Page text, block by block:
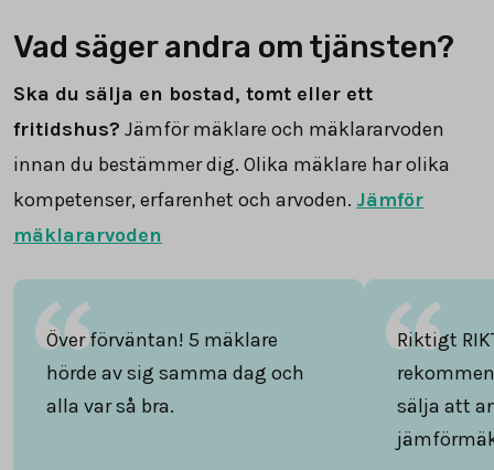
Vad säger andra om tjänsten?
Ska du sälja en bostad, tomt eller ett
fritidshus? Jämför mäklare och mäklararvoden
innan du bestämmer dig. Olika mäklare har olika
kompetenser, erfarenhet och arvoden. Jämför
mäklararvoden
Över förväntan! 5 mäklare
hörde av sig samma dag och
alla var så bra.
Riktigt
sälja att